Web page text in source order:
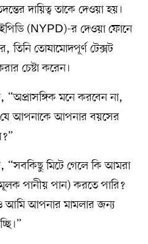
দায়িত্ব তাকে দেওয়া হয়।
(NYPD)-র দেওয়া ফোনে
তিনি তোষামোদপূর্ণ টেক্সট
চেষ্টা করেন।
“অপ্রাসঙ্গিক মনে করবেন না,
আপনাকে আপনার বয়সের
“সবকিছু মিটে গেলে কি আমরা
পানীয় পান) করতে পারি?
আপনার মামলার জন্য